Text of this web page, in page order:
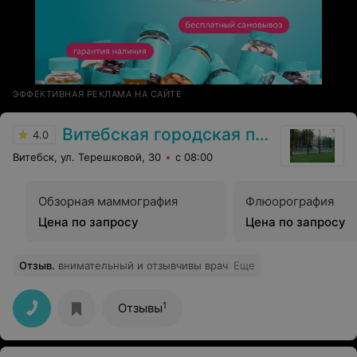
ЭФФЕКТИВНАЯ РЕКЛАМА НА САЙТЕ
4.0 Витебская городская поликлиника №1
Витебск, ул. Терешковой, 30 с 08:00
Обзорная маммография
Цена по запросу
Флюорография
Цена по запросу
Отзыв. внимательный и отзывчивы врач Еще
Отзывы1